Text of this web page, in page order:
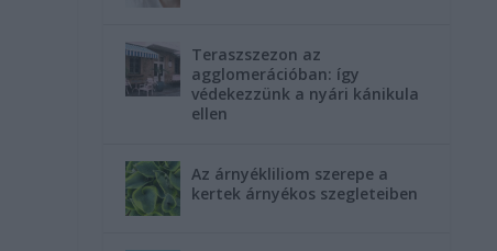
Teraszszezon az
agglomerációban: így
védekezzünk a nyári kánikula
ellen
Az árnyékliliom szerepe a
kertek árnyékos szegleteiben